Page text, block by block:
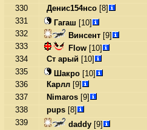
330
Денис154нсо [8]
331
Гагаш [10]
332
Винсент [9]
333
Flow [10]
334
Ст арый [10]
335
Шакро [10]
336
Карлл [9]
337
Nimaros [9]
338
pups [8]
339
daddy [9]